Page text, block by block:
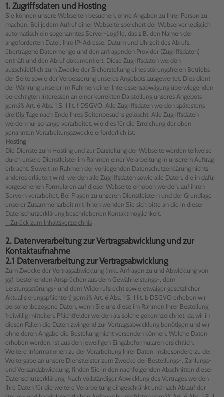
1. Zugriffsdaten und Hosting
Sie können unsere Webseiten besuchen, ohne Angaben zu Ihrer Person zu
machen. Bei jedem Aufruf einer Webseite speichert der Webserver lediglich
automatisch ein sogenanntes Server-Logfile, das z.B. den Namen der
angeforderten Datei, Ihre IP-Adresse, Datum und Uhrzeit des Abrufs,
übertragene Datenmenge und den anfragenden Provider (Zugriffsdaten)
enthält und den Abruf dokumentiert. Diese Zugriffsdaten werden
ausschließlich zum Zwecke der Sicherstellung eines störungsfreien Betriebs
der Seite sowie der Verbesserung unseres Angebots ausgewertet. Dies dient
der Wahrung unserer im Rahmen einer Interessensabwägung überwiegenden
berechtigten Interessen an einer korrekten Darstellung unseres Angebots
gemäß Art. 6 Abs. 1 S. 1 lit. f DSGVO. Alle Zugriffsdaten werden spätestens
dreißig Tage nach Ende Ihres Seitenbesuchs gelöscht. Alle Zugriffsdaten
werden nur so lange verarbeitet, wie dies für die Erreichung der oben
genannten Verarbeitungszwecke erforderlich ist.
Hosting
Die Dienste zum Hosting und zur Darstellung der Webseite werden teilweise
durch unsere Dienstleister im Rahmen einer Verarbeitung in unserem Auftrag
erbracht. Soweit im Rahmen der vorliegenden Datenschutzerklärung nichts
anderes erläutert wird, werden alle Zugriffsdaten sowie alle Daten, die in dafür
vorgesehenen Formularen auf dieser Webseite erhoben werden, auf ihren
Servern verarbeitet. Bei Fragen zu unseren Dienstleistern und der Grundlage
unserer Zusammenarbeit mit ihnen wenden Sie sich bitte an die in dieser
Datenschutzerklärung beschriebenen Kontaktmöglichkeit.
↑ Zurück zum Inhaltsverzeichnis
2. Datenverarbeitung zur Vertragsabwicklung und zur
Kontaktaufnahme
2.1 Datenverarbeitung zur Vertragsabwicklung
Zum Zwecke der Vertragsabwicklung (inkl. Anfragen zu und Abwicklung von
ggf. bestehenden Ansprüchen aus dem Gewährleistungs-, dem
Leistungsstörungs- und dem Widerrufsrecht sowie etwaiger gesetzlicher
Aktualisierungspflichten) gemäß Art. 6 Abs. 1 S. 1 lit. b DSGVO erheben wir
personenbezogene Daten, wenn Sie uns diese im Rahmen Ihrer Bestellung
freiwillig mitteilen. Pflichtfelder werden als solche gekennzeichnet, da wir in
diesen Fällen die Daten zwingend zur Vertragsabwicklung benötigen und wir
ohne deren Angabe die Bestellung nicht versenden können. Welche Daten
erhoben werden, ist aus den jeweiligen Eingabeformularen ersichtlich.
Weitere Informationen zu der Verarbeitung Ihrer Daten, insbesondere zu der
Weitergabe an unsere Dienstleister zum Zwecke der Bestellungs-, Zahlungs-
und Versandabwicklung, finden Sie in den nachfolgenden Abschnitten dieser
Datenschutzerklärung. Nach vollständiger Abwicklung des Vertrages werden
Ihre Daten für die weitere Verarbeitung eingeschränkt und nach Ablauf der